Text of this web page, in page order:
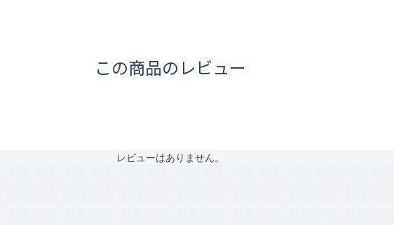
この商品のレビュー
レビューはありません。